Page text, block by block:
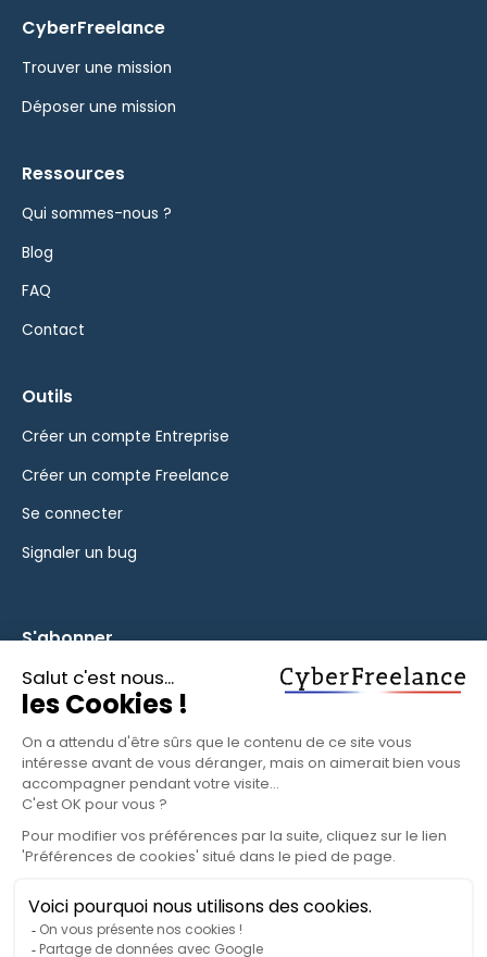
CyberFreelance
Trouver une mission
Déposer une mission
Ressources
Qui sommes-nous ?
Blog
FAQ
Contact
Outils
Créer un compte Entreprise
Créer un compte Freelance
Se connecter
Signaler un bug
S'abonner
Inscrivez-vous à notre newsletter pour rester informé des
fonctionnalités et des nouveautés.
S'ABONNER
© 2025 CyberFreelance. Tous droits réservés.
Politique de confidentialité